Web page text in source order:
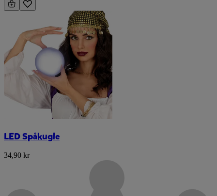
LED Spåkugle
34,90 kr